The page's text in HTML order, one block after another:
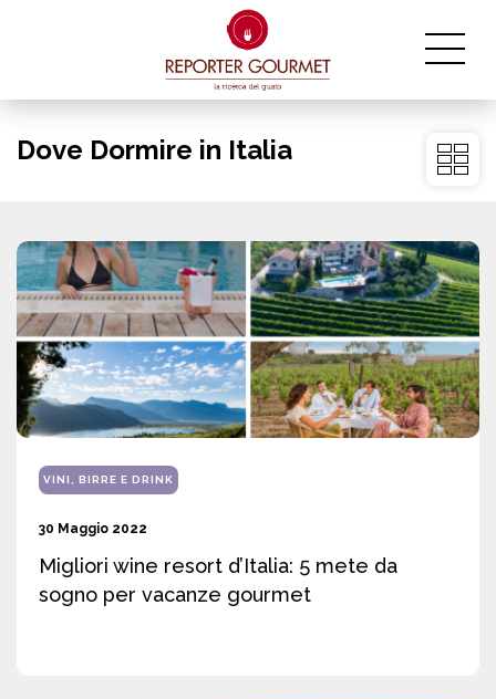
Dove Dormire in Italia
VINI, BIRRE E DRINK
30 Maggio 2022
Migliori wine resort d’Italia: 5 mete da
sogno per vacanze gourmet